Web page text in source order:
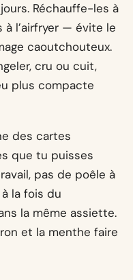
Réchauffe-les à
à l’airfryer — évite le
caoutchouteux.
cru ou cuit,
plus compacte
des cartes
que tu puisses
pas de poêle à
la fois du
la même assiette.
et la menthe faire